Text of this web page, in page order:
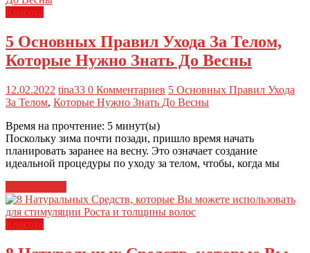
Красота
5 Основных Правил Ухода За Телом,
Которые Нужно Знать До Весны
12.02.2022 tina33 0 Комментариев 5 Основных Правил Ухода
За Телом, Которые Нужно Знать До Весны
Время на прочтение: 5 минут(ы)
Поскольку зима почти позади, пришло время начать
планировать заранее на весну. Это означает создание
идеальной процедуры по уходу за телом, чтобы, когда мы
Красота